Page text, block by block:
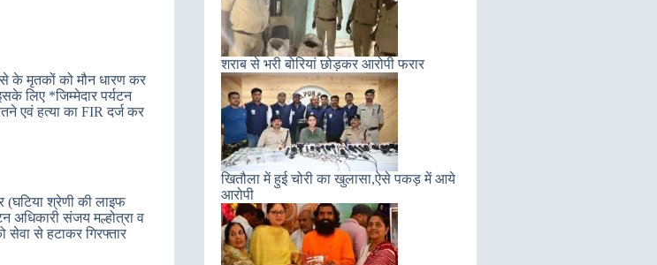
के मृतकों को मौन धारण कर
लिए *जिम्मेदार पर्यटन
एवं हत्या का FIR दर्ज कर
(घटिया श्रेणी की लाइफ
अधिकारी संजय मल्होत्रा व
सेवा से हटाकर गिरफ्तार
शराब से भरी बोरियां छोड़कर आरोपी फरार
खितौला में हुई चोरी का खुलासा,ऐसे पकड़ में आये
आरोपी